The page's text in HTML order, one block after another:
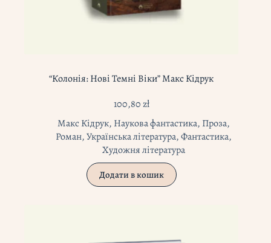
“Колонія: Нові Темні Віки” Макс Кідрук
100,80zł
Макс Кідрук, Наукова фантастика, Проза,
Роман,Українська література,Фантастика,
Художня література
Додати в кошик